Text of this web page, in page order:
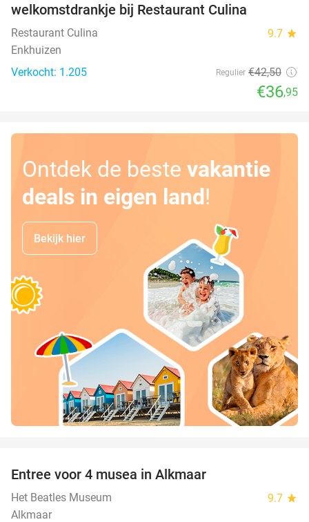
welkomstdrankje bij Restaurant Culina
Restaurant Culina 9.7 star
Enkhuizen
Verkocht: 1.205
Regulier €42,50
€36,95
Ontdek de beste vakantie
deals in eigen land!
Bekijk hier
Entree voor 4 musea in Alkmaar
Het Beatles Museum 9.7 star
Alkmaar